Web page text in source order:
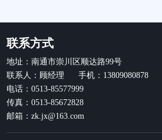
联系方式
地址：南通市崇川区顺达路99号
联系人：顾经理 手机：13809080878
电话：0513-85577999
传真：0513-85672828
邮箱：zk.jx@163.com